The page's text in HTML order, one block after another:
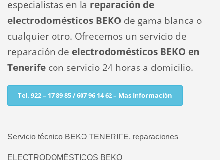
especialistas en la reparación de
electrodomésticos BEKO de gama blanca o
cualquier otro. Ofrecemos un servicio de
reparación de electrodomésticos BEKO en
Tenerife con servicio 24 horas a domicilio.
Tel. 922 – 17 89 85 / 607 96 14 62 – Mas Información
Servicio técnico BEKO TENERIFE, reparaciones
ELECTRODOMÉSTICOS BEKO